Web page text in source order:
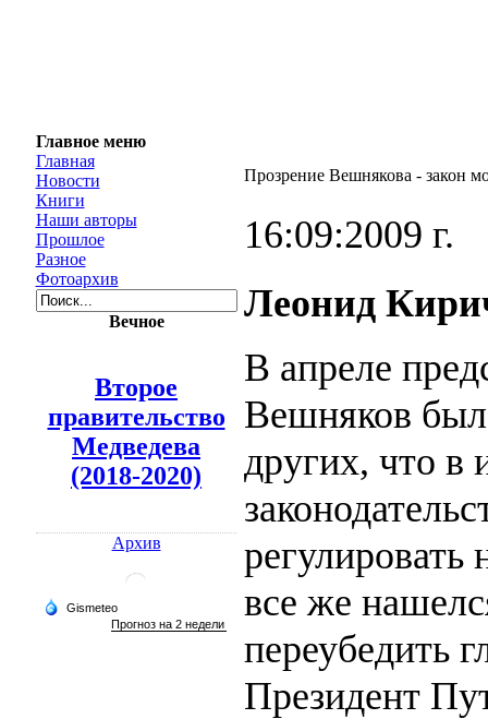
Главное меню
Главная
Новости
Книги
Наши авторы
Прошлое
Разное
Фотоархив
Вечное
Второе
правительство
Медведева
(2018-2020)
Архив
Прозрение Вешнякова - закон
16:09:2009 г.
Леонид
В апреле
Вешняков
других, что в
регулировать
все же
переубедить
Президент